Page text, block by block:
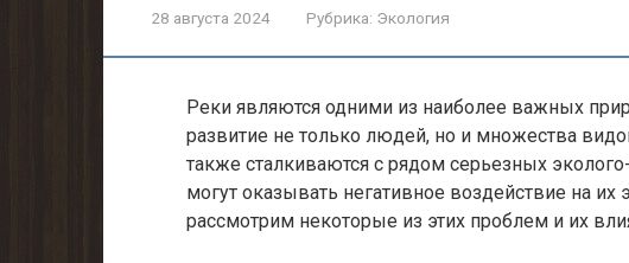
28 августа 2024 Рубрика: Экология
Реки являются одними из наиболее важных
развитие не только людей, но и множества
также сталкиваются с рядом серьезных
могут оказывать негативное воздействие на
рассмотрим некоторые из этих проблем и их